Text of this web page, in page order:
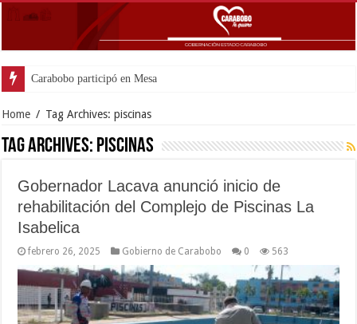
Carabobo participó en Mesa de trabajo presiden
Home / Tag Archives: piscinas
Tag Archives: piscinas
Gobernador Lacava anunció inicio de
rehabilitación del Complejo de Piscinas La
Isabelica
febrero 26, 2025 Gobierno de Carabobo 0 563